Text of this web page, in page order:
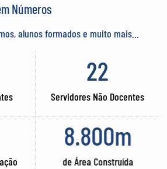
Números
alunos formados e muito mais…
Servidores Não Docentes
22
de Área Construída
8.800m